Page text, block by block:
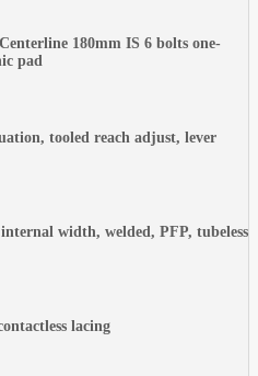
180mm IS 6 bolts one-
pad
tooled reach adjust, lever
width, welded, PFP, tubeless
lacing